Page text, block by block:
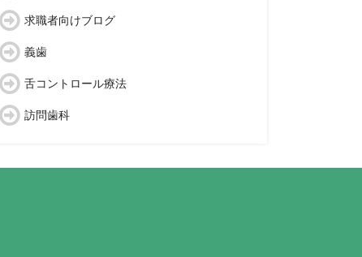
求職者向けブログ
義歯
舌コントロール療法
訪問歯科